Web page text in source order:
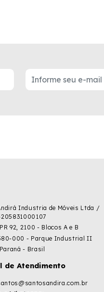
Industria de Móveis Ltda /
92, 2100 - Blocos A e B
000 - Parque Industrial II
- Brasil
de Atendimento